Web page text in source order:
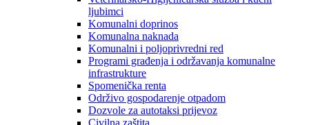
ljubimci
Komunalni doprinos
Komunalna naknada
Komunalni i poljoprivredni red
Programi građenja i održavanja komunalne
infrastrukture
Spomenička renta
Održivo gospodarenje otpadom
Dozvole za autotaksi prijevoz
Civilna zaštita